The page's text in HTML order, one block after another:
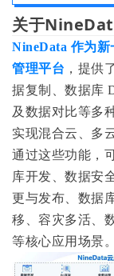
关于
NineData 作为
管理平台 ，提供
据复制、数据库
及数据对比等多
实现混合云、多
通过这些功能，
库开发、数据安
更与发布、数据
移、容灾多活、
等核心应用场景。